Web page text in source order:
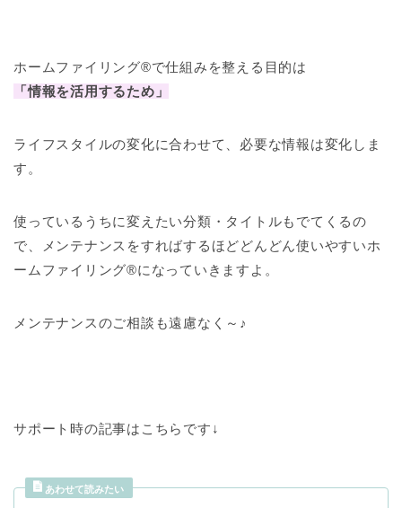
ホームファイリング®で仕組みを整える目的は
「情報を活用するため」
ライフスタイルの変化に合わせて、必要な情報は変化しま
す。
使っているうちに変えたい分類・タイトルもでてくるの
で、メンテナンスをすればするほどどんどん使いやすいホ
ームファイリング®になっていきますよ。
メンテナンスのご相談も遠慮なく～♪
サポート時の記事はこちらです↓